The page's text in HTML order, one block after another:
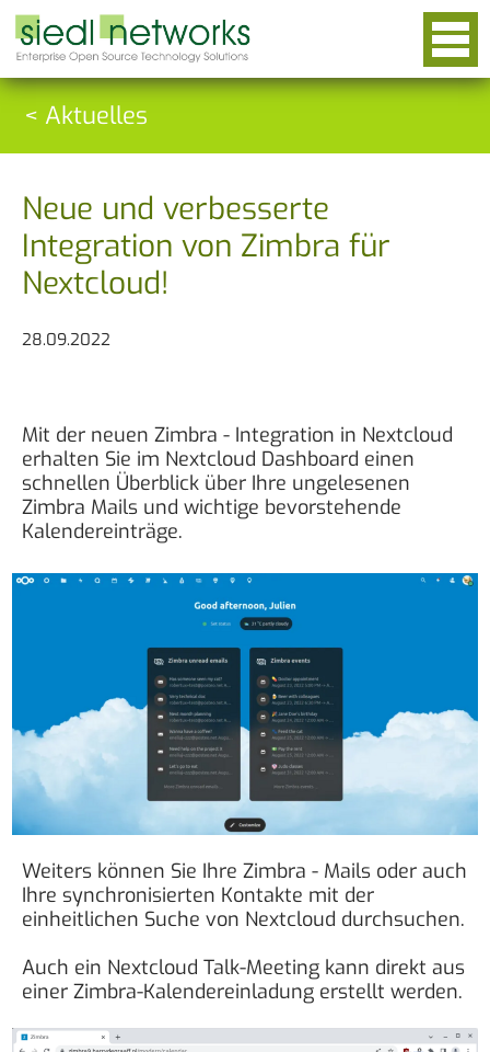
< Aktuelles
Neue und verbesserte
Integration von Zimbra für
Nextcloud!
28.09.2022
Mit der neuen Zimbra - Integration in Nextcloud
erhalten Sie im Nextcloud Dashboard einen
schnellen Überblick über Ihre ungelesenen
Zimbra Mails und wichtige bevorstehende
Kalendereinträge.
Weiters können Sie Ihre Zimbra - Mails oder auch
Ihre synchronisierten Kontakte mit der
einheitlichen Suche von Nextcloud durchsuchen.
Auch ein Nextcloud Talk-Meeting kann direkt aus
einer Zimbra-Kalendereinladung erstellt werden.